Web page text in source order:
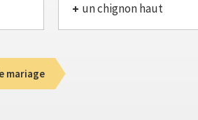
un chignon haut
mariage